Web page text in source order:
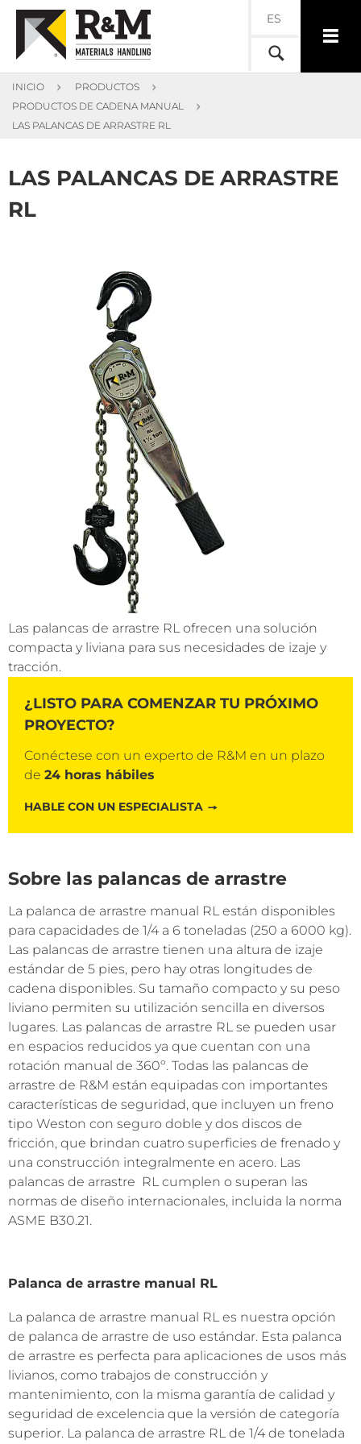
ES
INICIO
PRODUCTOS
PRODUCTOS DE CADENA MANUAL
LAS PALANCAS DE ARRASTRE RL
LAS PALANCAS DE ARRASTRE
RL
Las palancas de arrastre RL ofrecen una solución
compacta y liviana para sus necesidades de izaje y
tracción.
¿LISTO PARA COMENZAR TU PRÓXIMO
PROYECTO?
Conéctese con un experto de R&M en un plazo
de 24 horas hábiles
HABLE CON UN ESPECIALISTA
Sobre las palancas de arrastre
La palanca de arrastre manual RL están disponibles
para capacidades de 1/4 a 6 toneladas (250 a 6000 kg).
Las palancas de arrastre tienen una altura de izaje
estándar de 5 pies, pero hay otras longitudes de
cadena disponibles. Su tamaño compacto y su peso
liviano permiten su utilización sencilla en diversos
lugares. Las palancas de arrastre RL se pueden usar
en espacios reducidos ya que cuentan con una
rotación manual de 360º. Todas las palancas de
arrastre de R&M están equipadas con importantes
características de seguridad, que incluyen un freno
tipo Weston con seguro doble y dos discos de
fricción, que brindan cuatro superficies de frenado y
una construcción integralmente en acero. Las
palancas de arrastre RL cumplen o superan las
normas de diseño internacionales, incluida la norma
ASME B30.21.
Palanca de arrastre manual RL
La palanca de arrastre manual RL es nuestra opción
de palanca de arrastre de uso estándar. Esta palanca
de arrastre es perfecta para aplicaciones de usos más
livianos, como trabajos de construcción y
mantenimiento, con la misma garantía de calidad y
seguridad de excelencia que la versión de categoría
superior. La palanca de arrastre RL de 1/4 de tonelada